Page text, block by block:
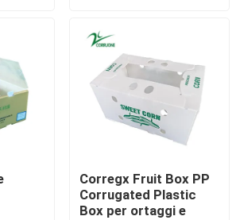
di verdure
ondulata dell'albero
Corregx Fruit Box PP
Corrugated Plastic
Box per ortaggi e